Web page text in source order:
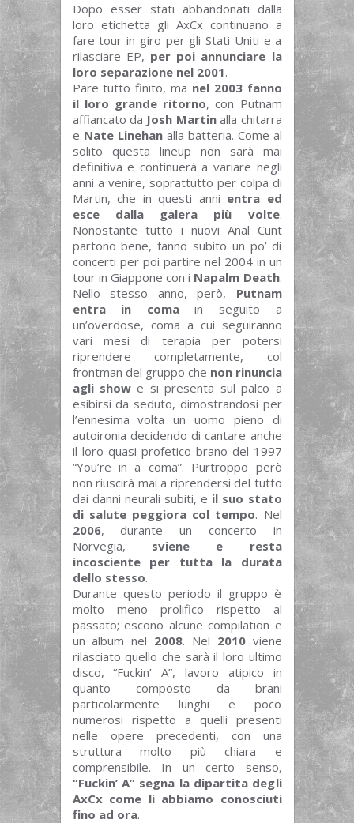
Dopo esser stati abbandonati dalla
loro etichetta gli AxCx continuano a
fare tour in giro per gli Stati Uniti e a
rilasciare EP, per poi annunciare la
loro separazione nel 2001.
Pare tutto finito, ma nel 2003 fanno
il loro grande ritorno, con Putnam
affiancato da Josh Martinalla chitarra
e Nate Linehanalla batteria. Come al
solito questa lineup non sarà mai
definitiva e continuerà a variare negli
anni a venire, soprattutto per colpa di
Martin, che in questi anni entra ed
esce dalla galera più volte.
Nonostante tutto i nuovi Anal Cunt
partono bene, fanno subito un po’ di
concerti per poi partire nel 2004 in un
tour in Giappone con i Napalm Death.
Nello stesso anno, però, Putnam
entra in comain seguito a
un’overdose, coma a cui seguiranno
vari mesi di terapia per potersi
riprendere completamente, col
frontman del gruppo che non rinuncia
agli showe si presenta sul palco a
esibirsi da seduto, dimostrandosi per
l’ennesima volta un uomo pieno di
autoironia decidendo di cantare anche
il loro quasi profetico brano del 1997
“You’re in a coma”. Purtroppo però
non riuscirà mai a riprendersi del tutto
dai danni neurali subiti, e il suo stato
di salute peggiora col tempo. Nel
2006, durante un concerto in
Norvegia, sviene e resta
incosciente per tutta la durata
dello stesso.
Durante questo periodo il gruppo è
molto meno prolifico rispetto al
passato; escono alcune compilation e
un album nel 2008. Nel 2010viene
rilasciato quello che sarà il loro ultimo
disco, “Fuckin’ A”, lavoro atipico in
quanto composto da brani
particolarmente lunghi e poco
numerosi rispetto a quelli presenti
nelle opere precedenti, con una
struttura molto più chiara e
comprensibile. In un certo senso,
“Fuckin’ A” segna la dipartita degli
AxCx come li abbiamo conosciuti
fino ad ora.